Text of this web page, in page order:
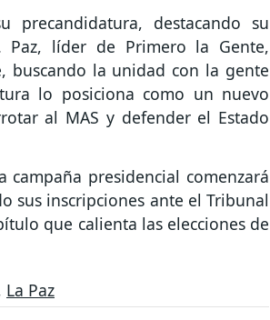
precandidatura, destacando su
Paz, líder de Primero la Gente,
buscando la unidad con la gente
lo posiciona como un nuevo
al MAS y defender el Estado
presidencial comenzará
sus inscripciones ante el Tribunal
que calienta las elecciones de
La Paz